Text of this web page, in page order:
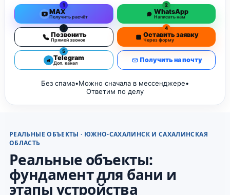
1
MAX
Получить расчёт
2
WhatsApp
Написать нам
3
Позвонить
Прямой звонок
4
Оставить заявку
Через форму
5
Telegram
Доп. канал Получить на почту
Без спама•Можно сначала в мессенджере•
Ответим по делу
РЕАЛЬНЫЕ ОБЪЕКТЫ · ЮЖНО-САХАЛИНСК И САХАЛИНСКАЯ
ОБЛАСТЬ
Реальные объекты:
фундамент для бани и
этапы устройства